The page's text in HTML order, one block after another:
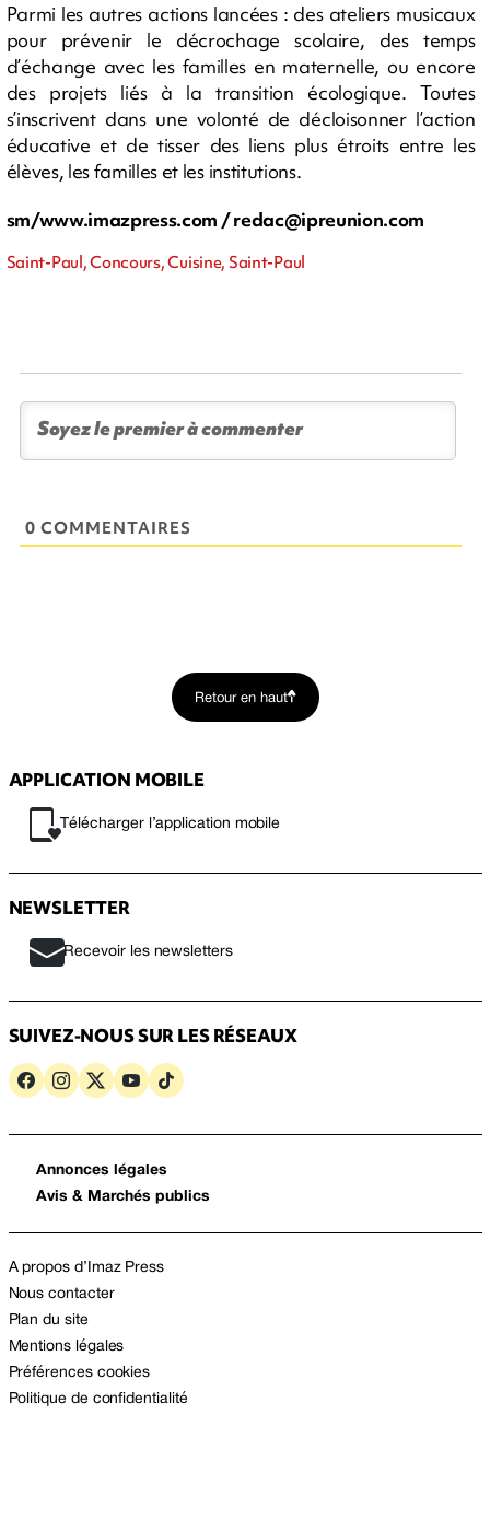
Parmi les autres actions lancées : des ateliers musicaux
pour prévenir le décrochage scolaire, des temps
d’échange avec les familles en maternelle, ou encore
des projets liés à la transition écologique. Toutes
s’inscrivent dans une volonté de décloisonner l’action
éducative et de tisser des liens plus étroits entre les
élèves, les familles et les institutions.
sm/www.imazpress.com /redac@ipreunion.com
Saint-Paul, Concours, Cuisine, Saint-Paul
0 COMMENTAIRES
Retour en haut
APPLICATION MOBILE
Télécharger l’application mobile
NEWSLETTER
Recevoir les newsletters
SUIVEZ-NOUS SUR LES RÉSEAUX
Annonces légales
Avis & Marchés publics
A propos d’Imaz Press
Nous contacter
Plan du site
Mentions légales
Préférences cookies
Politique de confidentialité